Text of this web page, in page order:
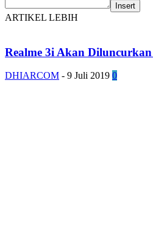
Insert
ARTIKEL LEBIH
Realme 3i Akan
DHIARCOM - 9 Juli 2019 0